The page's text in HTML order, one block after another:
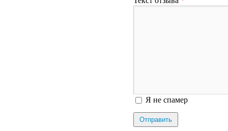
Я спамер
Я не спамер